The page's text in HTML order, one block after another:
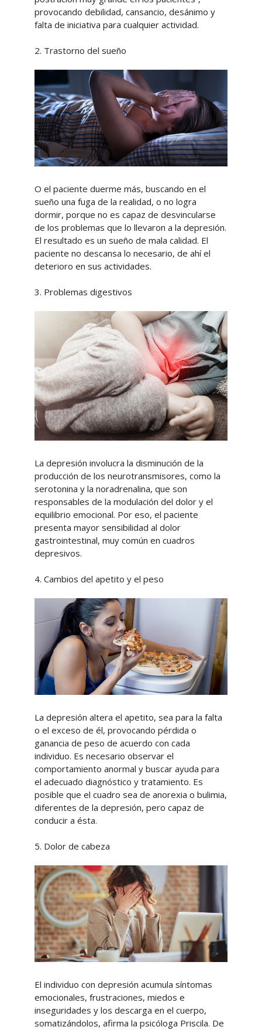
provocando debilidad, cansancio, desánimo y
falta de iniciativa para cualquier actividad.
2. Trastorno del sueño
O el paciente duerme más, buscando en el
sueño una fuga de la realidad, o no logra
dormir, porque no es capaz de desvincularse
de los problemas que lo llevaron a la depresión.
El resultado es un sueño de mala calidad. El
paciente no descansa lo necesario, de ahí el
deterioro en sus actividades.
3. Problemas digestivos
La depresión involucra la disminución de la
producción de los neurotransmisores, como la
serotonina y la noradrenalina, que son
responsables de la modulación del dolor y el
equilibrio emocional. Por eso, el paciente
presenta mayor sensibilidad al dolor
gastrointestinal, muy común en cuadros
depresivos.
4. Cambios del apetito y el peso
La depresión altera el apetito, sea para la falta
o el exceso de él, provocando pérdida o
ganancia de peso de acuerdo con cada
individuo. Es necesario observar el
comportamiento anormal y buscar ayuda para
el adecuado diagnóstico y tratamiento. Es
posible que el cuadro sea de anorexia o bulimia,
diferentes de la depresión, pero capaz de
conducir a ésta.
5. Dolor de cabeza
El individuo con depresión acumula síntomas
emocionales, frustraciones, miedos e
inseguridades y los descarga en el cuerpo,
somatizándolos, afirma la psicóloga Priscila. De